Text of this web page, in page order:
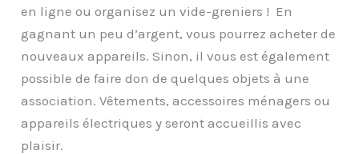
en ligne ou organisez un vide-greniers ! En
gagnant un peu d’argent, vous pourrez acheter de
nouveaux appareils. Sinon, il vous est également
possible de faire don de quelques objets à une
association. Vêtements, accessoires ménagers ou
appareils électriques y seront accueillis avec
plaisir.